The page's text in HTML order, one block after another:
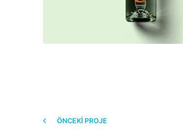
ÖNCEKI PROJE